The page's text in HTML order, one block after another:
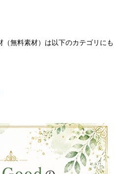
無料素材）は以下のカテゴリにも